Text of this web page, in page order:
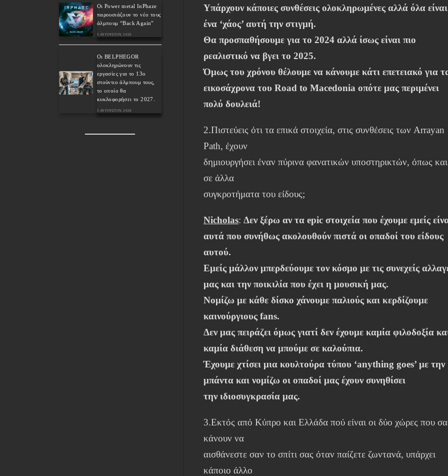
Υπάρχουν κάποιες συνθέσεις ολοκληρωμένες αλλά όλα είναι
ένα ‘χάος’ αυτή την στιγμή.
Θα προσπαθήσουμε για το 2024 αλλά ίσως είναι πιο
ρεαλιστικό να βγει το 2025.
Όμως του χρόνου θέλουμε να κάνουμε κάτι επετειακό για
εικοσάχρονα του Road to Macedonia οπότε μας περιμένει
πολύ δουλειά!
2.Πιστεύεις ότι τα επικά στοιχεία, στις συνθέσεις των Arrayan
Path, έχουν
δημιουργήσει έναν πύρινα φανατικών υποστηρικτών, όπως και
σε άλλα
συγκροτήματα του είδους;
Nicholas:Δεν ξέρω αν τα epic στοιχεία που έχουμε εμείς
αυτά που συνήθως ακολουθούν πιστά οι οπαδοί του είδους
αυτού.
Εμείς μάλλον μπερδεύουμε τον κόσμο με τις συνεχείς
μας και την ποικιλία που έχει η μουσική μας.
Νομίζω με κάθε δίσκο χάνουμε παλιούς και κερδίζουμε
καινούργιους fans.
Δεν μας πειράζει όμως γιατί δεν έχουμε καμία φιλοδοξία
καμία διάθεση να μπούμε σε καλούπια.
Έχουμε χτίσει μια κουλτούρα τύπου ‘anything goes’ με την
μπάντα και νομίζω οι οπαδοί μας έχουν συνηθίσει
την ιδιοσυγκρασία μας.
3.Εκτός από Κύπρο και Ελλάδα πού είναι οι δύο χώρες που
κάνουν να
αισθάνεστε σαν το σπίτι σας όταν παίζετε ζωντανά, υπάρχει
κάποιο άλλο
Οι Power metal InPhaze
παρουσιάζουν το νέο τους
άλμπουμ “Back Again”
5 ΑΥΓΟΎΣΤΟΥ, 2026
Οι BELPHEGOR
ολοκληρώνουν τις
εργασίες για το 13ο
στούντιο άλμπουμ τους,
το οποίο θα
κυκλοφορήσει το 2027.
5 ΑΥΓΟΎΣΤΟΥ, 2026